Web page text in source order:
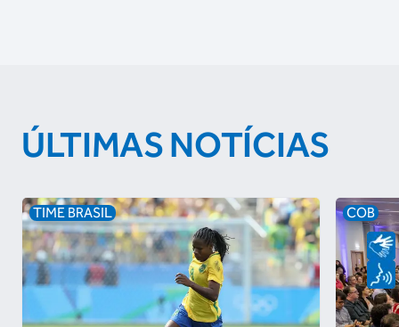
ÚLTIMAS NOTÍCIAS
TIME BRASIL COB